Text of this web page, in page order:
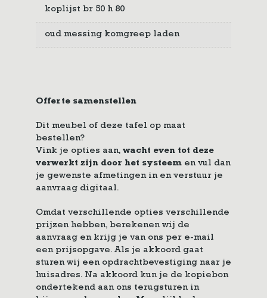
koplijst br 50 h 80
oud messing komgreep laden
Offerte samenstellen
Dit meubel of deze tafel op maat
bestellen?
Vink je opties aan, wacht even tot deze
verwerkt zijn door het systeem en vul dan
je gewenste afmetingen in en verstuur je
aanvraag digitaal.
Omdat verschillende opties verschillende
prijzen hebben, berekenen wij de
aanvraag en krijg je van ons per e-mail
een prijsopgave. Als je akkoord gaat
sturen wij een opdrachtbevestiging naar je
huisadres. Na akkoord kun je de kopiebon
ondertekend aan ons terugsturen in